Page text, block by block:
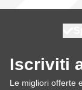
Iscriviti
Le migliori offerte